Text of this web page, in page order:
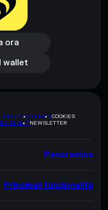
ora
ora
wallet
wallet
PRIVACYTERMSCOOKIES
KITNEWSLETTER
Panoramica
Principali funzionalità